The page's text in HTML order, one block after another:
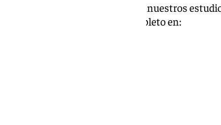
Esta semana, Dagio ha visitado nuestros
Puedes ver la entrevista al completo en: